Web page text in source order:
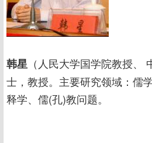
韩星 （人民大学国学院教授、
士，教授。主要研究领域：儒
释学、儒(孔)教问题。